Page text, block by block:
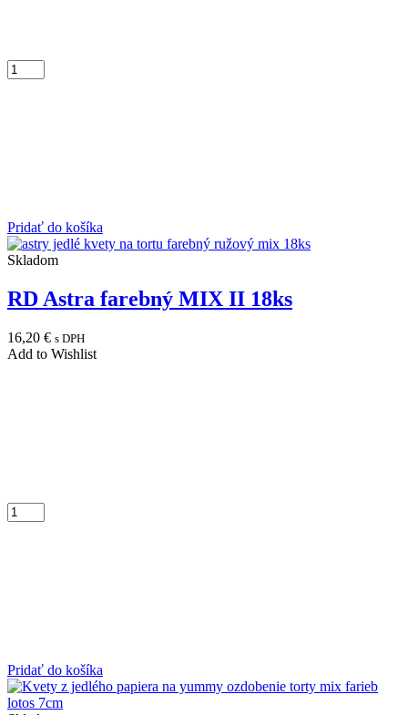
Pridať do košíka
Skladom
RD Astra farebný MIX II 18ks
16,20 € s DPH
Add to Wishlist
Pridať do košíka